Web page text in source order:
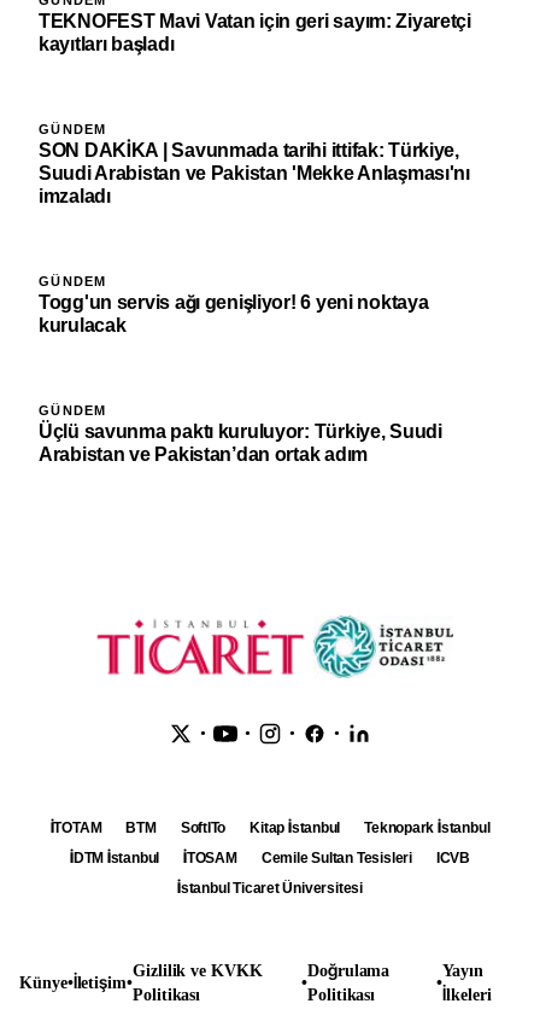
TEKNOFEST Mavi Vatan için geri sayım: Ziyaretçi
kayıtları başladı
GÜNDEM
SON DAKİKA | Savunmada tarihi ittifak: Türkiye,
Suudi Arabistan ve Pakistan 'Mekke Anlaşması'nı
imzaladı
GÜNDEM
Togg'un servis ağı genişliyor! 6 yeni noktaya
kurulacak
GÜNDEM
Üçlü savunma paktı kuruluyor: Türkiye, Suudi
Arabistan ve Pakistan’dan ortak adım
• • • •
İTOTAM BTM SoftITo Kitap İstanbul
Teknopark İstanbul
İDTM İstanbul
İTOSAM Cemile Sultan Tesisleri
ICVB
İstanbul Ticaret Üniversitesi
Künye•İletişim•
Gizlilik ve KVKK
Politikası
•
Doğrulama
Politikası
•
Yayın
İlkeleri